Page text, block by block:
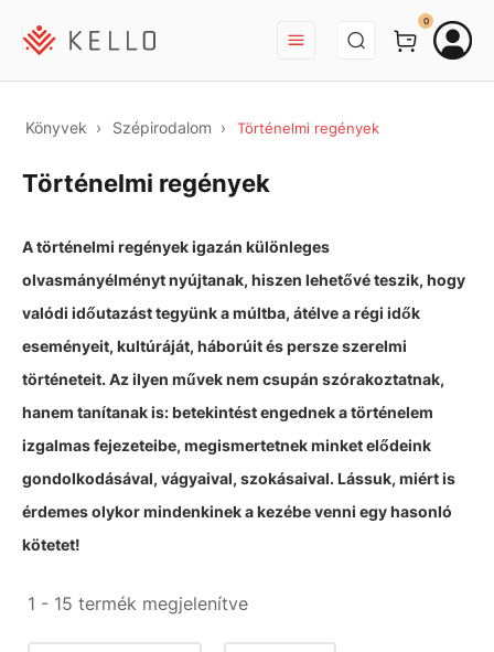
BEJELENTKEZÉS
0
Könyvek Szépirodalom Történelmi regények
Történelmi regények
A történelmi regények igazán különleges
olvasmányélményt nyújtanak, hiszen lehetővé teszik, hogy
valódi időutazást tegyünk a múltba, átélve a régi idők
eseményeit, kultúráját, háborúit és persze szerelmi
történeteit. Az ilyen művek nem csupán szórakoztatnak,
hanem tanítanak is: betekintést engednek a történelem
izgalmas fejezeteibe, megismertetnek minket elődeink
gondolkodásával, vágyaival, szokásaival. Lássuk, miért is
érdemes olykor mindenkinek a kezébe venni egy hasonló
kötetet!
1 - 15 termék megjelenítve